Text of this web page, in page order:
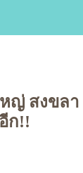
ญ่ สงขล
ก!!